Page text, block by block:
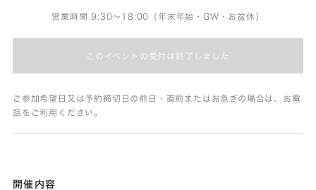
営業時間 9:30～18:00（年末年始・GW・お盆休）
このイベントの受付は終了しました
ご参加希望日又は予約締切日の前日・直前またはお急ぎの場合は、お電
話をご利用ください。
開催内容